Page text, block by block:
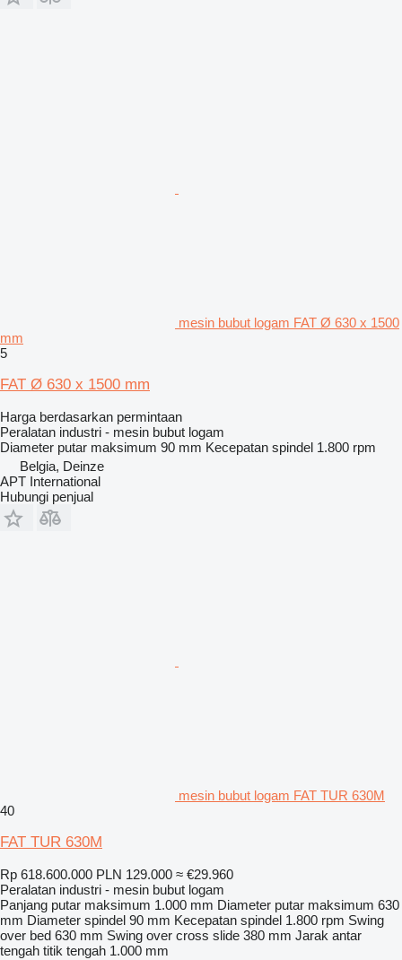
mesin bubut logam FAT Ø 630 x 1500
mm
5
FAT Ø 630 x 1500 mm
Harga berdasarkan permintaan
Peralatan industri - mesin bubut logam
Diameter putar maksimum 90 mm Kecepatan spindel 1.800 rpm
Belgia, Deinze
APT International
Hubungi penjual
mesin bubut logam FAT TUR 630M
40
FAT TUR 630M
Rp 618.600.000 PLN 129.000 ≈ €29.960
Peralatan industri - mesin bubut logam
Panjang putar maksimum 1.000 mm Diameter putar maksimum 630
mm Diameter spindel 90 mm Kecepatan spindel 1.800 rpm Swing
over bed 630 mm Swing over cross slide 380 mm Jarak antar
tengah titik tengah 1.000 mm